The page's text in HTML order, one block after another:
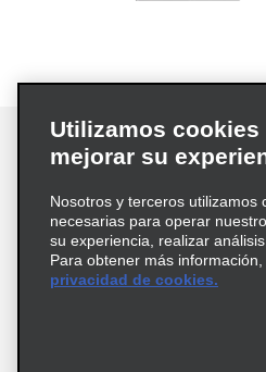
Términos de uso
Política de
Información de Salud
© 2026 Enterprise Holdings, Inc.
Utilizamos cookies
mejorar su
Nosotros y terceros utilizamos
necesarias para operar
su experiencia, realizar
Para obtener más
privacidad de cookies.